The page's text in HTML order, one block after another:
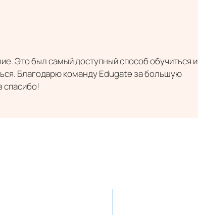
Это был самый доступный способ обучиться и
Благодарю команду Edugate за большую
спасибо!